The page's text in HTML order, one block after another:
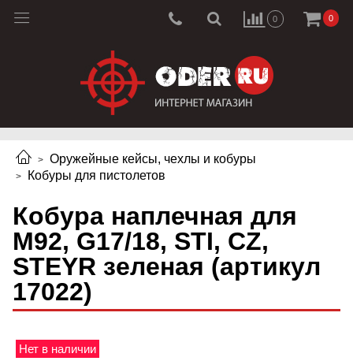
0 0
Оружейные кейсы, чехлы и кобуры
Кобуры для пистолетов
Кобура наплечная для
M92, G17/18, STI, CZ,
STEYR зеленая (артикул
17022)
Нет в наличии